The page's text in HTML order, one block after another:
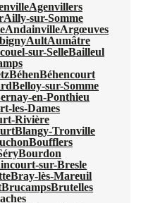
Agenvillers
Ailly-sur-Somme
AndainvilleArgœuves
AultAumâtre
sur-SelleBailleul
BéhenBéhencourt
Belloy-sur-Somme
en-Ponthieu
les-Dames
Rivière
Blangy-Tronville
Boufflers
Bourdon
sur-Bresle
Bray-lès-Mareuil
BrucampsBrutelles